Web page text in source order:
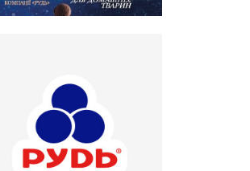
ПРОДУКЦИЮ «РУДЬ»:
СТАТЬ ПАРТНЕРОМ
0412 48 28 17
0412 42 29 23